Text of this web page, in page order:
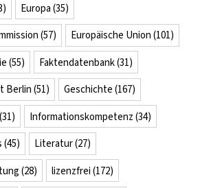
Europa (35)
(57) Europäische Union (101)
(55) Faktendatenbank(31)
Berlin (51) Geschichte (167)
(31) Informationskompetenz (34)
(45) Literatur(27)
(28) lizenzfrei (172)